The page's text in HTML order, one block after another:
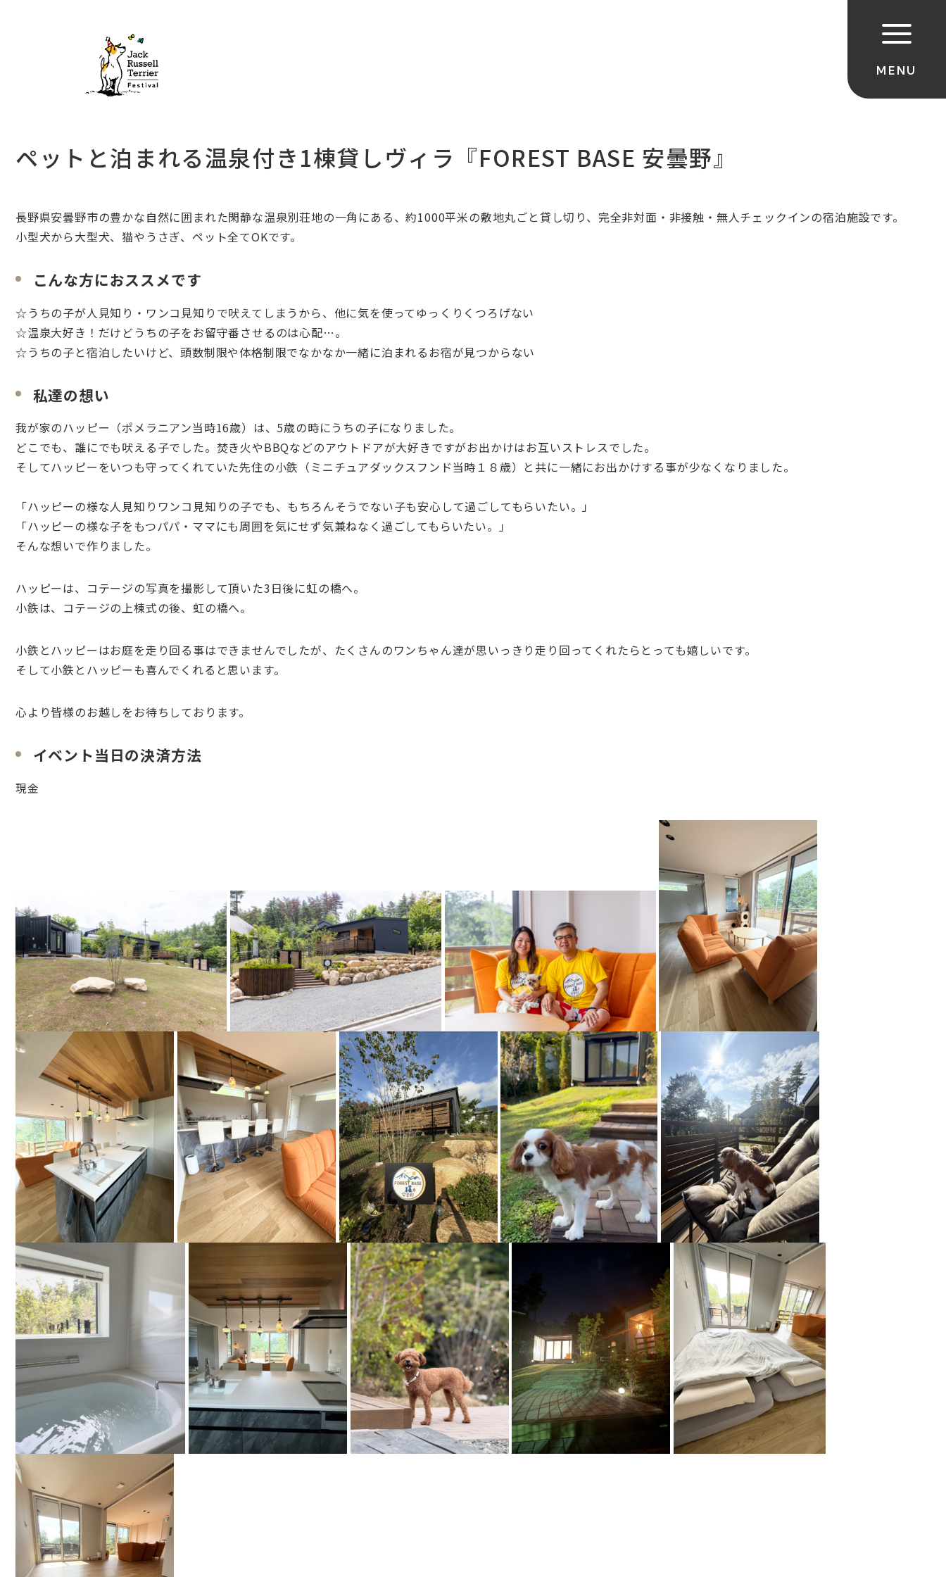
ペットと泊まれる温泉付き1棟貸しヴィラ『FOREST BASE 安曇野』
長野県安曇野市の豊かな自然に囲まれた閑静な温泉別荘地の一角にある、約1000平米の敷地丸ごと貸し切り、完全非対面・非接触・無人チェックインの宿泊施設です。
小型犬から大型犬、猫やうさぎ、ペット全てOKです。
こんな方におススメです
☆うちの子が人見知り・ワンコ見知りで吠えてしまうから、他に気を使ってゆっくりくつろげない
☆温泉大好き！だけどうちの子をお留守番させるのは心配…。
☆うちの子と宿泊したいけど、頭数制限や体格制限でなかなか一緒に泊まれるお宿が見つからない
私達の想い
我が家のハッピー（ポメラニアン当時16歳）は、5歳の時にうちの子になりました。
どこでも、誰にでも吠える子でした。焚き火やBBQなどのアウトドアが大好きですがお出かけはお互いストレスでした。
そしてハッピーをいつも守ってくれていた先住の小鉄（ミニチュアダックスフンド当時１８歳）と共に一緒にお出かけする事が少なくなりました。
「ハッピーの様な人見知りワンコ見知りの子でも、もちろんそうでない子も安心して過ごしてもらいたい。」
「ハッピーの様な子をもつパパ・ママにも周囲を気にせず気兼ねなく過ごしてもらいたい。」
そんな想いで作りました。
ハッピーは、コテージの写真を撮影して頂いた3日後に虹の橋へ。
小鉄は、コテージの上棟式の後、虹の橋へ。
小鉄とハッピーはお庭を走り回る事はできませんでしたが、たくさんのワンちゃん達が思いっきり走り回ってくれたら とっても嬉しいです。
そして小鉄とハッピーも喜んでくれると思います。
心より皆様のお越しをお待ちしております。
イベント当日の決済方法
現金